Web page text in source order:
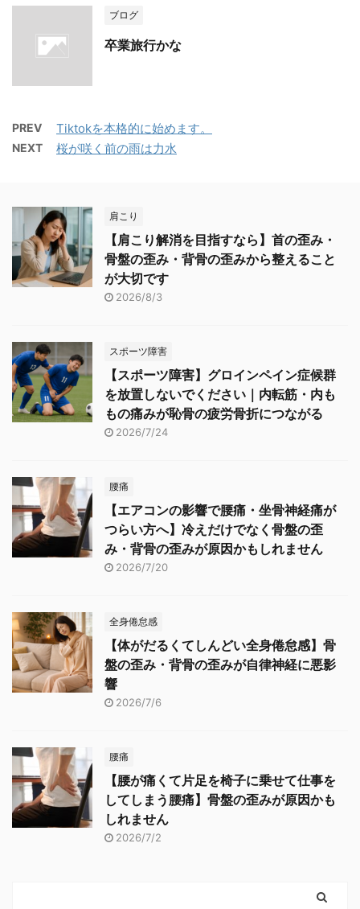
ブログ
卒業旅行かな
PREV Tiktokを本格的に始めます。
NEXT 桜が咲く前の雨は力水
肩こり
【肩こり解消を目指すなら】首の歪み・
骨盤の歪み・背骨の歪みから整えること
が大切です
2026/8/3
スポーツ障害
【スポーツ障害】グロインペイン症候群
を放置しないでください｜内転筋・内も
もの痛みが恥骨の疲労骨折につながる
2026/7/24
腰痛
【エアコンの影響で腰痛・坐骨神経痛が
つらい方へ】冷えだけでなく骨盤の歪
み・背骨の歪みが原因かもしれません
2026/7/20
全身倦怠感
【体がだるくてしんどい全身倦怠感】骨
盤の歪み・背骨の歪みが自律神経に悪影
響
2026/7/6
腰痛
【腰が痛くて片足を椅子に乗せて仕事を
してしまう腰痛】骨盤の歪みが原因かも
しれません
2026/7/2